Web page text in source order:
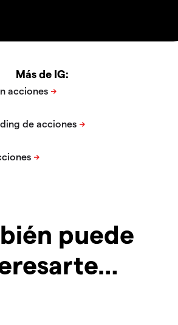
Más de IG:
puede